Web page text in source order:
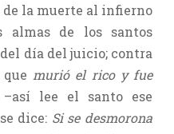
la muerte al infierno
almas de los santos
día del juicio; contra
murió el rico y fue
–así lee el santo ese
dice: Si se desmorona